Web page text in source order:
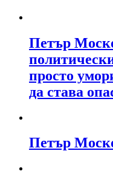
Петър
просто
да става
Петър